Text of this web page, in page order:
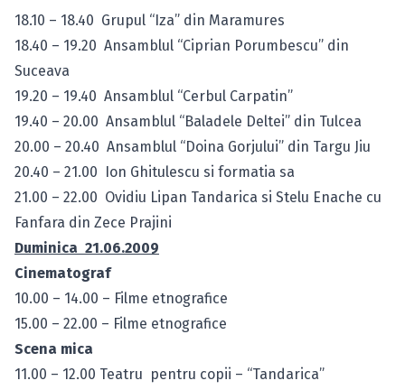
18.10 – 18.40 Grupul “Iza” din Maramures
18.40 – 19.20 Ansamblul “Ciprian Porumbescu” din
Suceava
19.20 – 19.40 Ansamblul “Cerbul Carpatin”
19.40 – 20.00 Ansamblul “Baladele Deltei” din Tulcea
20.00 – 20.40 Ansamblul “Doina Gorjului” din Targu Jiu
20.40 – 21.00 Ion Ghitulescu si formatia sa
21.00 – 22.00 Ovidiu Lipan Tandarica si Stelu Enache cu
Fanfara din Zece Prajini
Duminica 21.06.2009
Cinematograf
10.00 – 14.00 – Filme etnografice
15.00 – 22.00 – Filme etnografice
Scena mica
11.00 – 12.00 Teatru pentru copii – “Tandarica”